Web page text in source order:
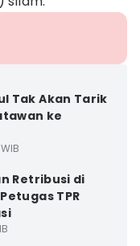
Tak Akan Tarik
ke
Retribusi di
TPR